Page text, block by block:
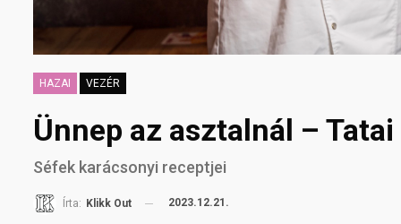
HAZAI VEZÉR
Ünnep az asztalnál –
Séfek karácsonyi receptjei
Írta: Klikk Out 2023.12.21.